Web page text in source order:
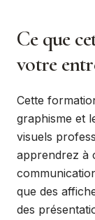
Ce que
votre
Cette
graphisme et
visuels
apprendrez à
que des
des